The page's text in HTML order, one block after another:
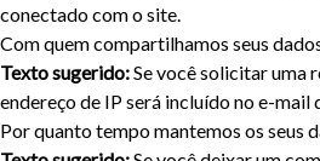
Tamanho do texto
Para aumentar ou diminuir a fonte
conectado com o site.
Com quem compartilhamos seus
Texto sugerido:Se você solicitar uma
endereço de IP será incluído no e-mail
Por quanto tempo mantemos os seus